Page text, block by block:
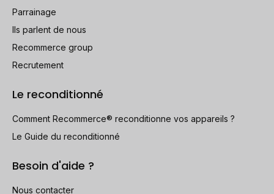
Parrainage
Ils parlent de nous
Recommerce group
Recrutement
Le reconditionné
Comment Recommerce® reconditionne vos appareils ?
Le Guide du reconditionné
Besoin d'aide ?
Nous contacter